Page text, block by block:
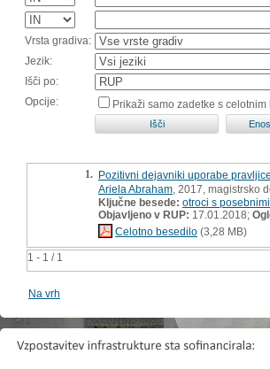
Vrsta gradiva:
Jezik:
Išči po:
Opcije:
Prikaži samo zadetke s
1 - 1 / 1
1. Pozitivni dejavniki uporabe
Ariela Abraham , 2017, magistrsko
Ključne besede: otroci s
Objavljeno v RUP: 17.01.2018;
Celotno besedilo (3,28 MB)
Na vrh